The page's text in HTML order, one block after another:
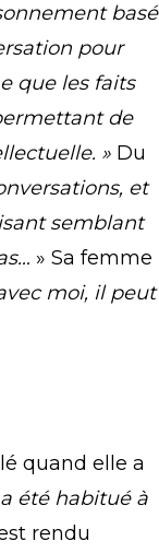
basé
pour
que les faits
de
» Du
et
semblant
» Sa femme
moi, il peut
quand elle a
été habitué à
rendu